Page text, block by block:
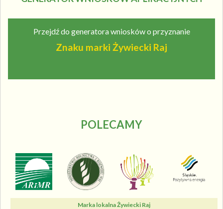
Przejdź do generatora wniosków o przyznanie
Znaku marki Żywiecki Raj
POLECAMY
Marka lokalna Żywiecki Raj